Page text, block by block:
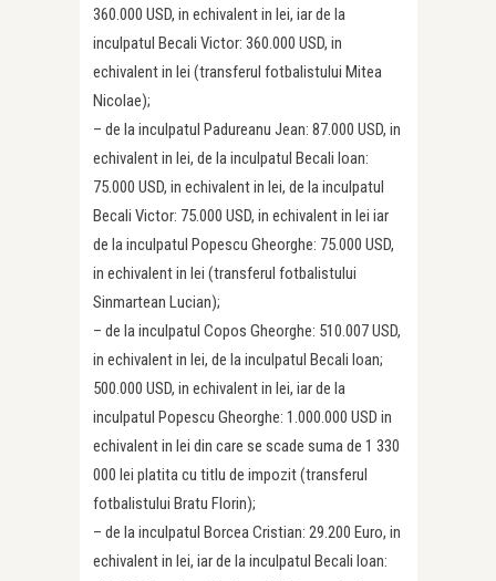
360.000 USD, in echivalent in lei, iar de la
inculpatul Becali Victor: 360.000 USD, in
echivalent in lei (transferul fotbalistului Mitea
Nicolae);
– de la inculpatul Padureanu Jean: 87.000 USD, in
echivalent in lei, de la inculpatul Becali Ioan:
75.000 USD, in echivalent in lei, de la inculpatul
Becali Victor: 75.000 USD, in echivalent in lei iar
de la inculpatul Popescu Gheorghe: 75.000 USD,
in echivalent in lei (transferul fotbalistului
Sinmartean Lucian);
– de la inculpatul Copos Gheorghe: 510.007 USD,
in echivalent in lei, de la inculpatul Becali Ioan;
500.000 USD, in echivalent in lei, iar de la
inculpatul Popescu Gheorghe: 1.000.000 USD in
echivalent in lei din care se scade suma de 1 330
000 lei platita cu titlu de impozit (transferul
fotbalistului Bratu Florin);
– de la inculpatul Borcea Cristian: 29.200 Euro, in
echivalent in lei, iar de la inculpatul Becali Ioan: